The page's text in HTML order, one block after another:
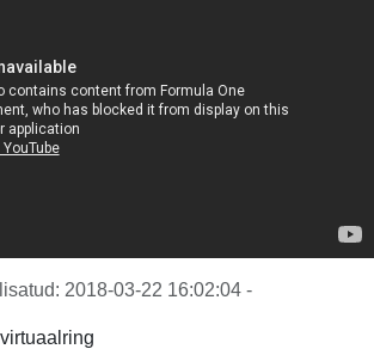
2018-03-22 16:02:04 -